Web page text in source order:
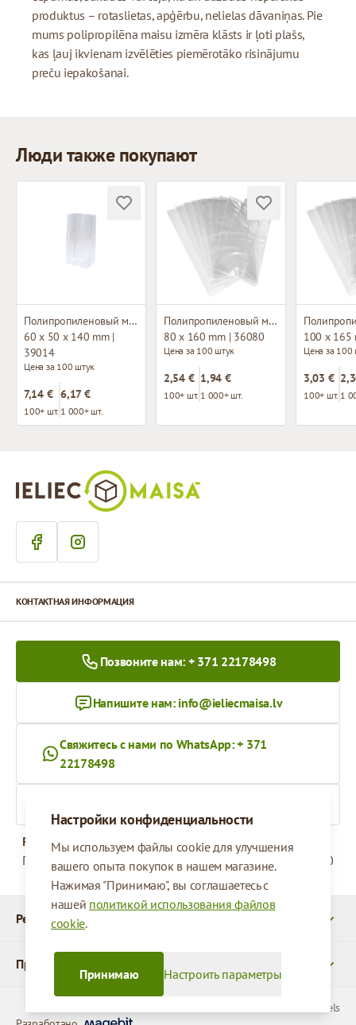
produktus – rotaslietas, apģērbu, nelielas dāvaniņas. Pie
mums polipropilēna maisu izmēra klāsts ir ļoti plašs,
kas ļauj ikvienam izvēlēties piemērotāko risinājumu
preču iepakošanai.
Люди также покупают
Полипропиленовый мешок с плоским дном
60 x 50 x 140 mm |
39014
Цена за 100 штук
7,14 €
100+ шт.
6,17 €
1 000+ шт.
Полипропиленовый мешок без складки
80 x 160 mm | 36080
Цена за 100 штук
2,54 €
100+ шт.
1,94 €
1 000+ шт.
100 x 165
Цена за 100
3,03 €
100+ шт. 1
Настройки конфиденциальности
Мы используем файлы cookie для улучшения
вашего опыта покупок в нашем магазине.
Нажимая "Принимаю", вы соглашаетесь с
нашей политикой использования файлов
cookie.
Настроить параметры
Принимаю
Реквизиты
Продукты
КОНТАКТНАЯ ИНФОРМАЦИЯ
Позвоните нам: + 371 22178498
Напишите нам: info@ieliecmaisa.lv
Свяжитесь с нами по WhatsApp: + 371
22178498
Рабочее время
Понедельник - Пятница
09:00 - 17:00
© 2026 SIA Parcels